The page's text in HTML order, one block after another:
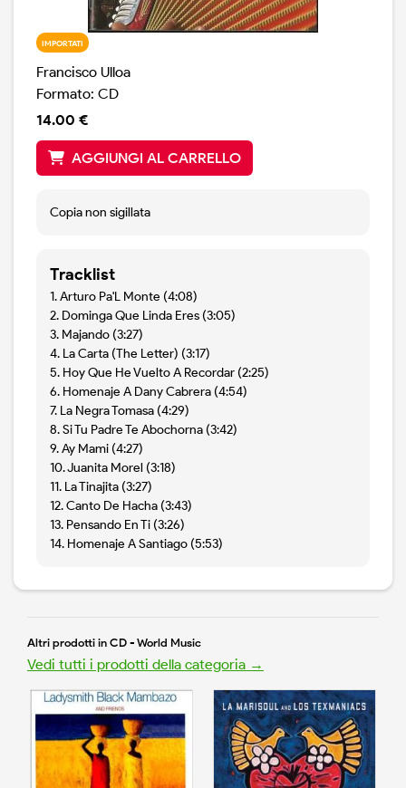
IMPORTATI
Francisco Ulloa
Formato: CD
14.00 €
AGGIUNGI AL CARRELLO
Copia non sigillata
Tracklist
1. Arturo Pa'L Monte (4:08)
2. Dominga Que Linda Eres (3:05)
3. Majando (3:27)
4. La Carta (The Letter) (3:17)
5. Hoy Que He Vuelto A Recordar (2:25)
6. Homenaje A Dany Cabrera (4:54)
7. La Negra Tomasa (4:29)
8. Si Tu Padre Te Abochorna (3:42)
9. Ay Mami (4:27)
10. Juanita Morel (3:18)
11. La Tinajita (3:27)
12. Canto De Hacha (3:43)
13. Pensando En Ti (3:26)
14. Homenaje A Santiago (5:53)
Altri prodotti in CD - World Music
Vedi tutti i prodotti della categoria →